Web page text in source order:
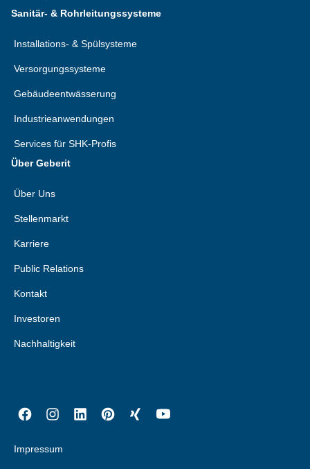
Sanitär- & Rohrleitungssysteme
Installations- & Spülsysteme
Versorgungssysteme
Gebäudeentwässerung
Industrieanwendungen
Services für SHK-Profis
Über Geberit
Über Uns
Stellenmarkt
Karriere
Public Relations
Kontakt
Investoren
Nachhaltigkeit
Impressum